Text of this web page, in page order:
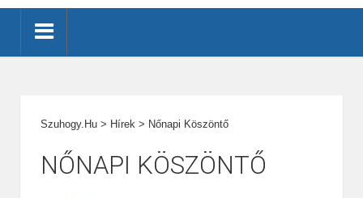
Szuhogy.hu > Hírek > Nőnapi Köszöntő
NŐNAPI KÖSZÖNTŐ